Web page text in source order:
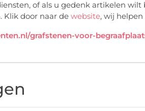
of als u gedenk artikelen
Klik door naar de website, wij
grafstenen-voor-